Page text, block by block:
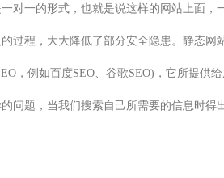
对一的形式，也就是说这样的网站上面
过程，大大降低了部分安全隐患。静态
，例如百度SEO、谷歌SEO)，它所提
问题，当我们搜索自己所需要的信息时